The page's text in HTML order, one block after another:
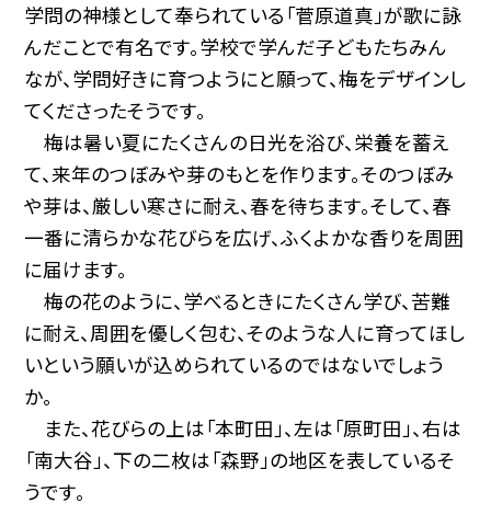
学問の神様として奉られている「菅原道真」が歌に詠
んだことで有名です。学校で学んだ子どもたちみん
なが、学問好きに育つようにと願って、梅をデザインし
てくださったそうです。
梅は暑い夏にたくさんの日光を浴び、栄養を蓄え
て、来年のつぼみや芽のもとを作ります。そのつぼみ
や芽は、厳しい寒さに耐え、春を待ちます。そして、春
一番に清らかな花びらを広げ、ふくよかな香りを周囲
に届けます。
梅の花のように、学べるときにたくさん学び、苦難
に耐え、周囲を優しく包む、そのような人に育ってほし
いという願いが込められているのではないでしょう
か。
また、花びらの上は「本町田」、左は「原町田」、右は
「南大谷」、下の二枚は「森野」の地区を表しているそ
うです。